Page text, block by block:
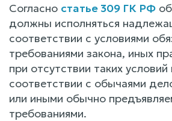
Согласно статье 309 ГК РФ
должны исполняться
соответствии с условиями
требованиями закона, иных
при отсутствии таких
соответствии с обычаями
или иными обычно
требованиями.